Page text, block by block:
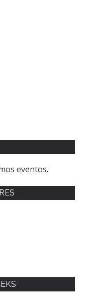
eventos.